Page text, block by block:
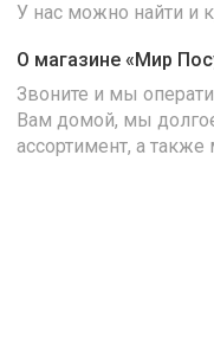
У нас можно найти и
О магазине «Мир
Звоните и мы
Вам домой, мы
ассортимент, а также